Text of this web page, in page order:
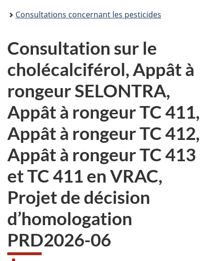
Consultations concernant les pesticides
Consultation sur le
cholécalciférol, Appât à
rongeur SELONTRA,
Appât à rongeur TC 411,
Appât à rongeur TC 412,
Appât à rongeur TC 413
et TC 411 en VRAC,
Projet de décision
d’homologation
PRD2026-06